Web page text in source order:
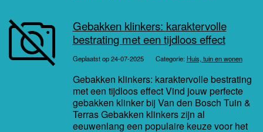
Gebakken klinkers: karaktervolle
bestrating met een tijdloos effect
Geplaatst op 24-07-2025 Categorie: Huis, tuin en wonen
Gebakken klinkers: karaktervolle bestrating
met een tijdloos effect Vind jouw perfecte
gebakken klinker bij Van den Bosch Tuin &
Terras Gebakken klinkers zijn al
eeuwenlang een populaire keuze voor het